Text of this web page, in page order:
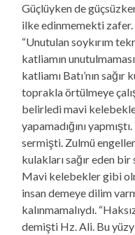
Güçlüyken de
ilke edinmemekti zafer.
“Unutulan soykırım
katliamın
katliamı Batı’nın
toprakla örtülmeye
belirledi mavi
yapamadığını
sermişti. Zulmü
kulakları sağır eden bir
Mavi kelebekler gibi
insan demeye dilim
kalınmamalıydı.
demişti Hz. Ali. Bu